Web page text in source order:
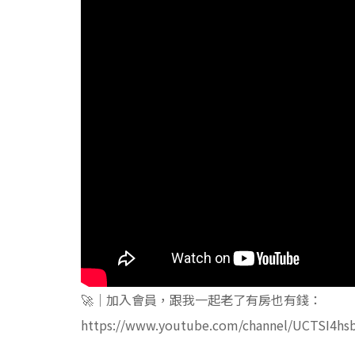
🚀｜加入會員，跟我一起老了有房也有錢：
https://www.youtube.com/channel/